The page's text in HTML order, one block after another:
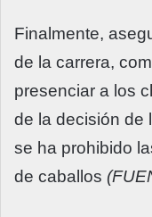
Finalmente,
de la carrera,
presenciar a los
de la decisión de
se ha prohibido
de caballos